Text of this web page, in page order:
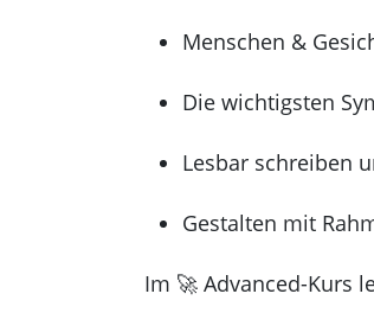
Menschen &
Die wichtigsten
Lesbar schreiben
Gestalten mit
Im 🚀 Advanced-Kurs